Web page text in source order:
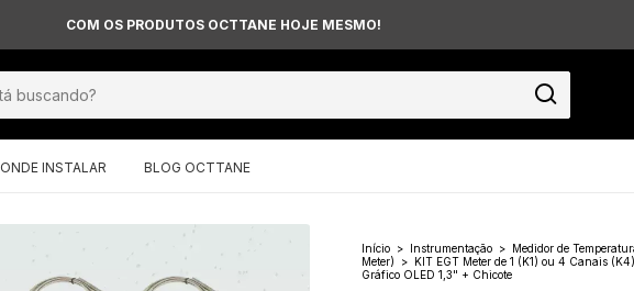
COM OS PRODUTOS OCTTANE HOJE MESMO!
ONDE INSTALAR BLOG OCTTANE
Início > Instrumentação > Medidor de
Meter)
> KIT EGT Meter de 1 (K1) ou 4 Canais
Gráfico OLED 1,3" + Chicote